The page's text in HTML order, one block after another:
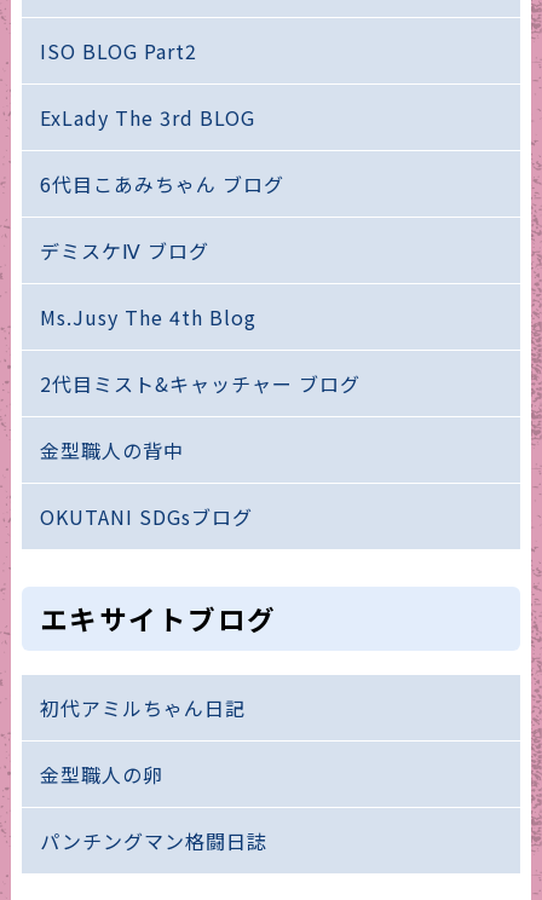
ISO BLOG Part2
ExLady The 3rd BLOG
6代目こあみちゃん ブログ
デミスケⅣ ブログ
Ms.Jusy The 4th Blog
2代目ミスト&キャッチャー ブログ
金型職人の背中
OKUTANI SDGsブログ
エキサイトブログ
初代アミルちゃん日記
金型職人の卵
パンチングマン格闘日誌